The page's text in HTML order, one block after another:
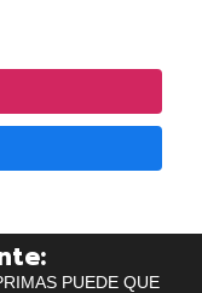
PUEDE QUE